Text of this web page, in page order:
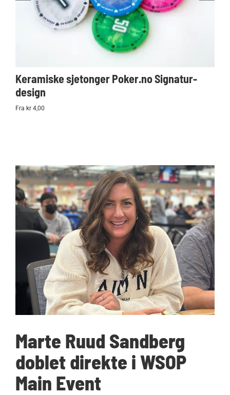
Keramiske sjetonger Poker.no Signatur-
design
Fra kr 4,00
Marte Ruud Sandberg
doblet direkte i WSOP
Main Event